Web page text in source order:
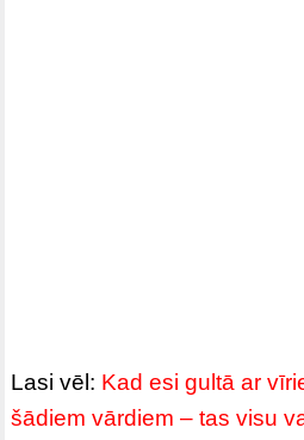
Lasi vēl: Kad esi gultā ar
šādiem vārdiem – tas visu